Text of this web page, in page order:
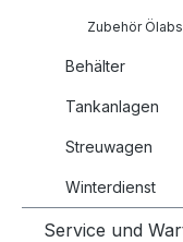
Zubehör
Behälter
Tankanlagen
Streuwagen
Winterdienst
Service und